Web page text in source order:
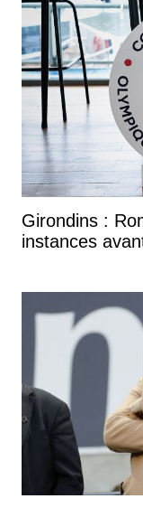
Girondins :
instances